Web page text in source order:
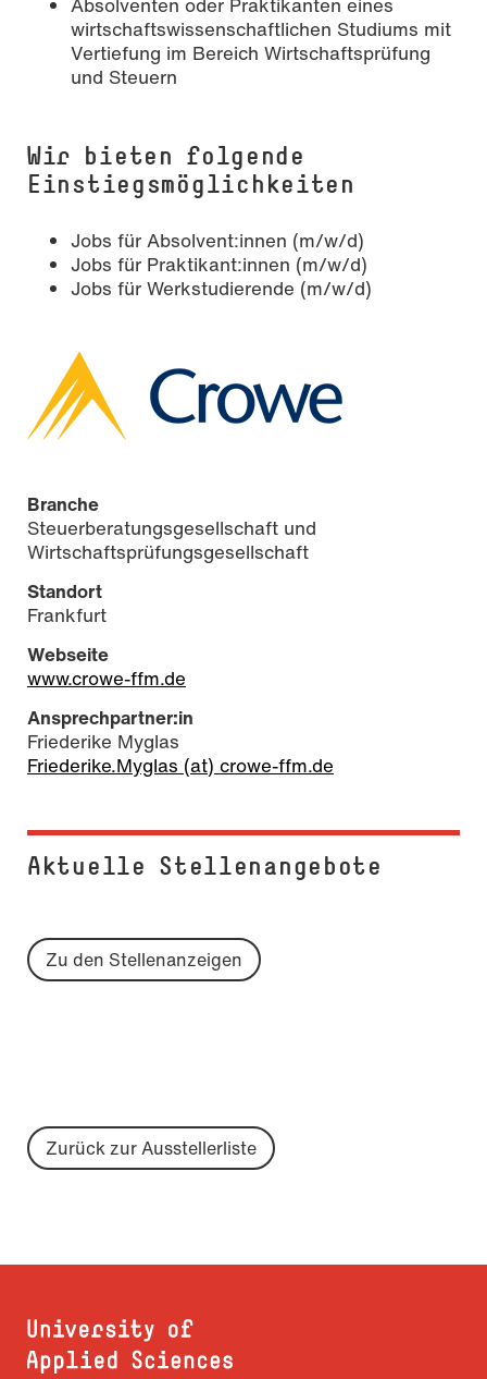
wirtschaftswissenschaftlichen Studiums mit
Vertiefung im Bereich Wirtschaftsprüfung
und Steuern
Wir bieten folgende
Einstiegsmöglichkeiten
Jobs für Absolvent:innen (m/w/d)
Jobs für Praktikant:innen (m/w/d)
Jobs für Werkstudierende (m/w/d)
Branche
Steuerberatungsgesellschaft und
Wirtschaftsprüfungsgesellschaft
Standort
Frankfurt
Webseite
www.crowe-ffm.de
Ansprechpartner:in
Friederike Myglas
Friederike.Myglas (at) crowe-ffm.de
Aktuelle Stel­len­an­ge­bo­te
Zu den Stellenanzeigen
Zurück zur Ausstellerliste